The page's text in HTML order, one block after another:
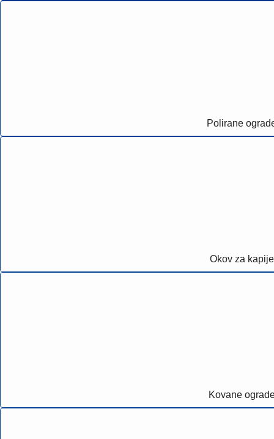
Polirane
Okov za kapije
Kovane